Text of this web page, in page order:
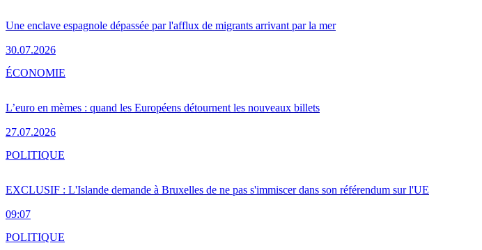
Une enclave espagnole dépassée par l'afflux de migrants arrivant par la mer
30.07.2026
L’euro en mèmes : quand les Européens détournent les nouveaux billets
27.07.2026
ÉCONOMIE
EXCLUSIF : L'Islande demande à Bruxelles de ne pas s'immiscer dans son référendum sur l'UE
09:07
POLITIQUE
POLITIQUE